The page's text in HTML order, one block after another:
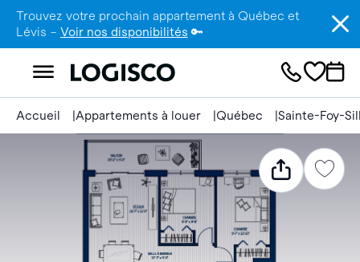
Trouvez votre prochain appartement à Québec et
Lévis – Voir nos disponibilités 🔑
Accueil Appartements à louer Québec Sainte-Foy-